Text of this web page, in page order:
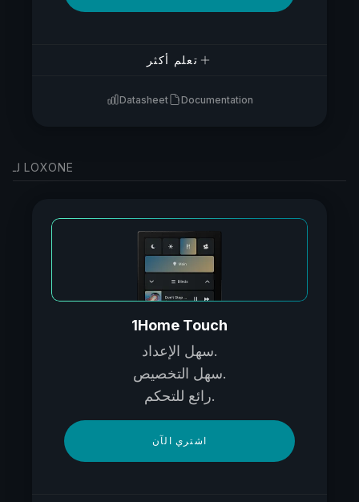
تعلم أكثر
Datasheet Documentation
لـ LOXONE
1Home Touch
سهل الإعداد.
سهل التخصيص.
رائع للتحكم.
اشتري الآن